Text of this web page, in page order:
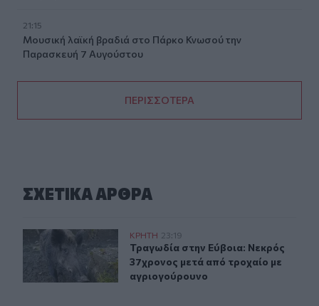
21:15
Μουσική λαϊκή βραδιά στο Πάρκο Κνωσού την
Παρασκευή 7 Αυγούστου
ΠΕΡΙΣΣΟΤΕΡΑ
ΣΧΕΤΙΚA AΡΘΡΑ
Τραγωδία στην Εύβοια: Νεκρός 37χρονος μετά από
ΚΡΗΤΗ 23:19
Τραγωδία στην Εύβοια: Νεκρός
Τραγωδία στην Εύβοια: Νεκρός
37χρονος μετά από τροχαίο με
αγριογούρουνο